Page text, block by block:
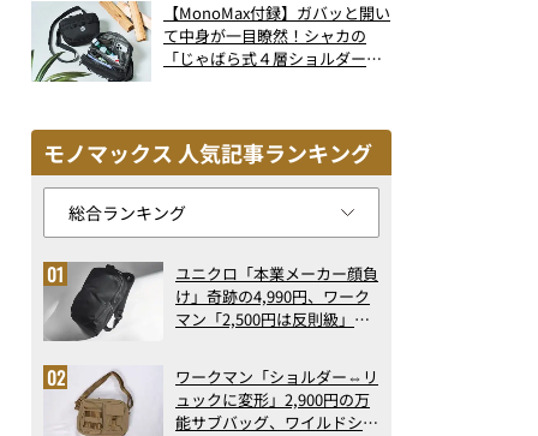
【MonoMax付録】ガバッと開い
て中身が一目瞭然！シャカの
「じゃばら式４層ショルダーバ
モノマックス 人気記事ランキング
ユニクロ「本業メーカー顔負
け」奇跡の4,990円、ワーク
マン「2,500円は反則級」凄
ト3】（2026年6月版）
ワークマン「ショルダー⇔リ
ュックに変形」2,900円の万
能サブバッグ、ワイルドシン